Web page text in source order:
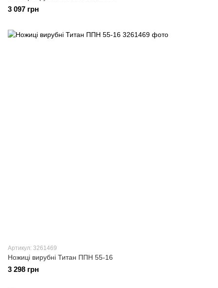
3 097 грн
Артикул: 3261469
Ножиці вирубні Титан ППН 55-16
3 298 грн